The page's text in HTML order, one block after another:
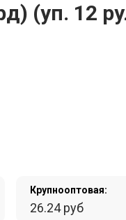
(уп. 12
Крупнооптовая:
26.24 руб